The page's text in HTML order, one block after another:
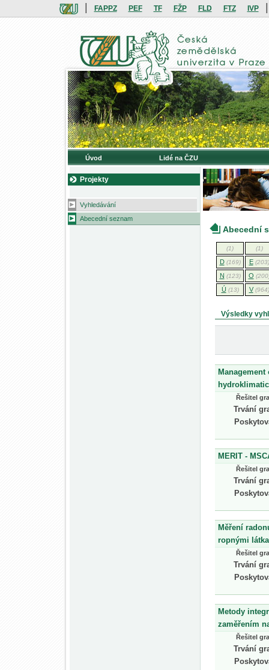
FAPPZ PEF TF FŽP FLD FTZ IVP
Úvod Lidé na ČZU
Projekty
Vyhledávání
Abecední seznam
Abecední
(1) (1)
D (169) E (203)
N (123) O
Ú (13) V (964)
Výsledky
Řešitel
Trvání
MERIT -
Řešitel
Trvání
Měření
ropnými
Řešitel
Trvání
Metody
zaměřením
Řešitel
Trvání